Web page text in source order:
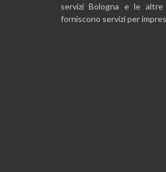
servizi Bologna e le
forniscono servizi per